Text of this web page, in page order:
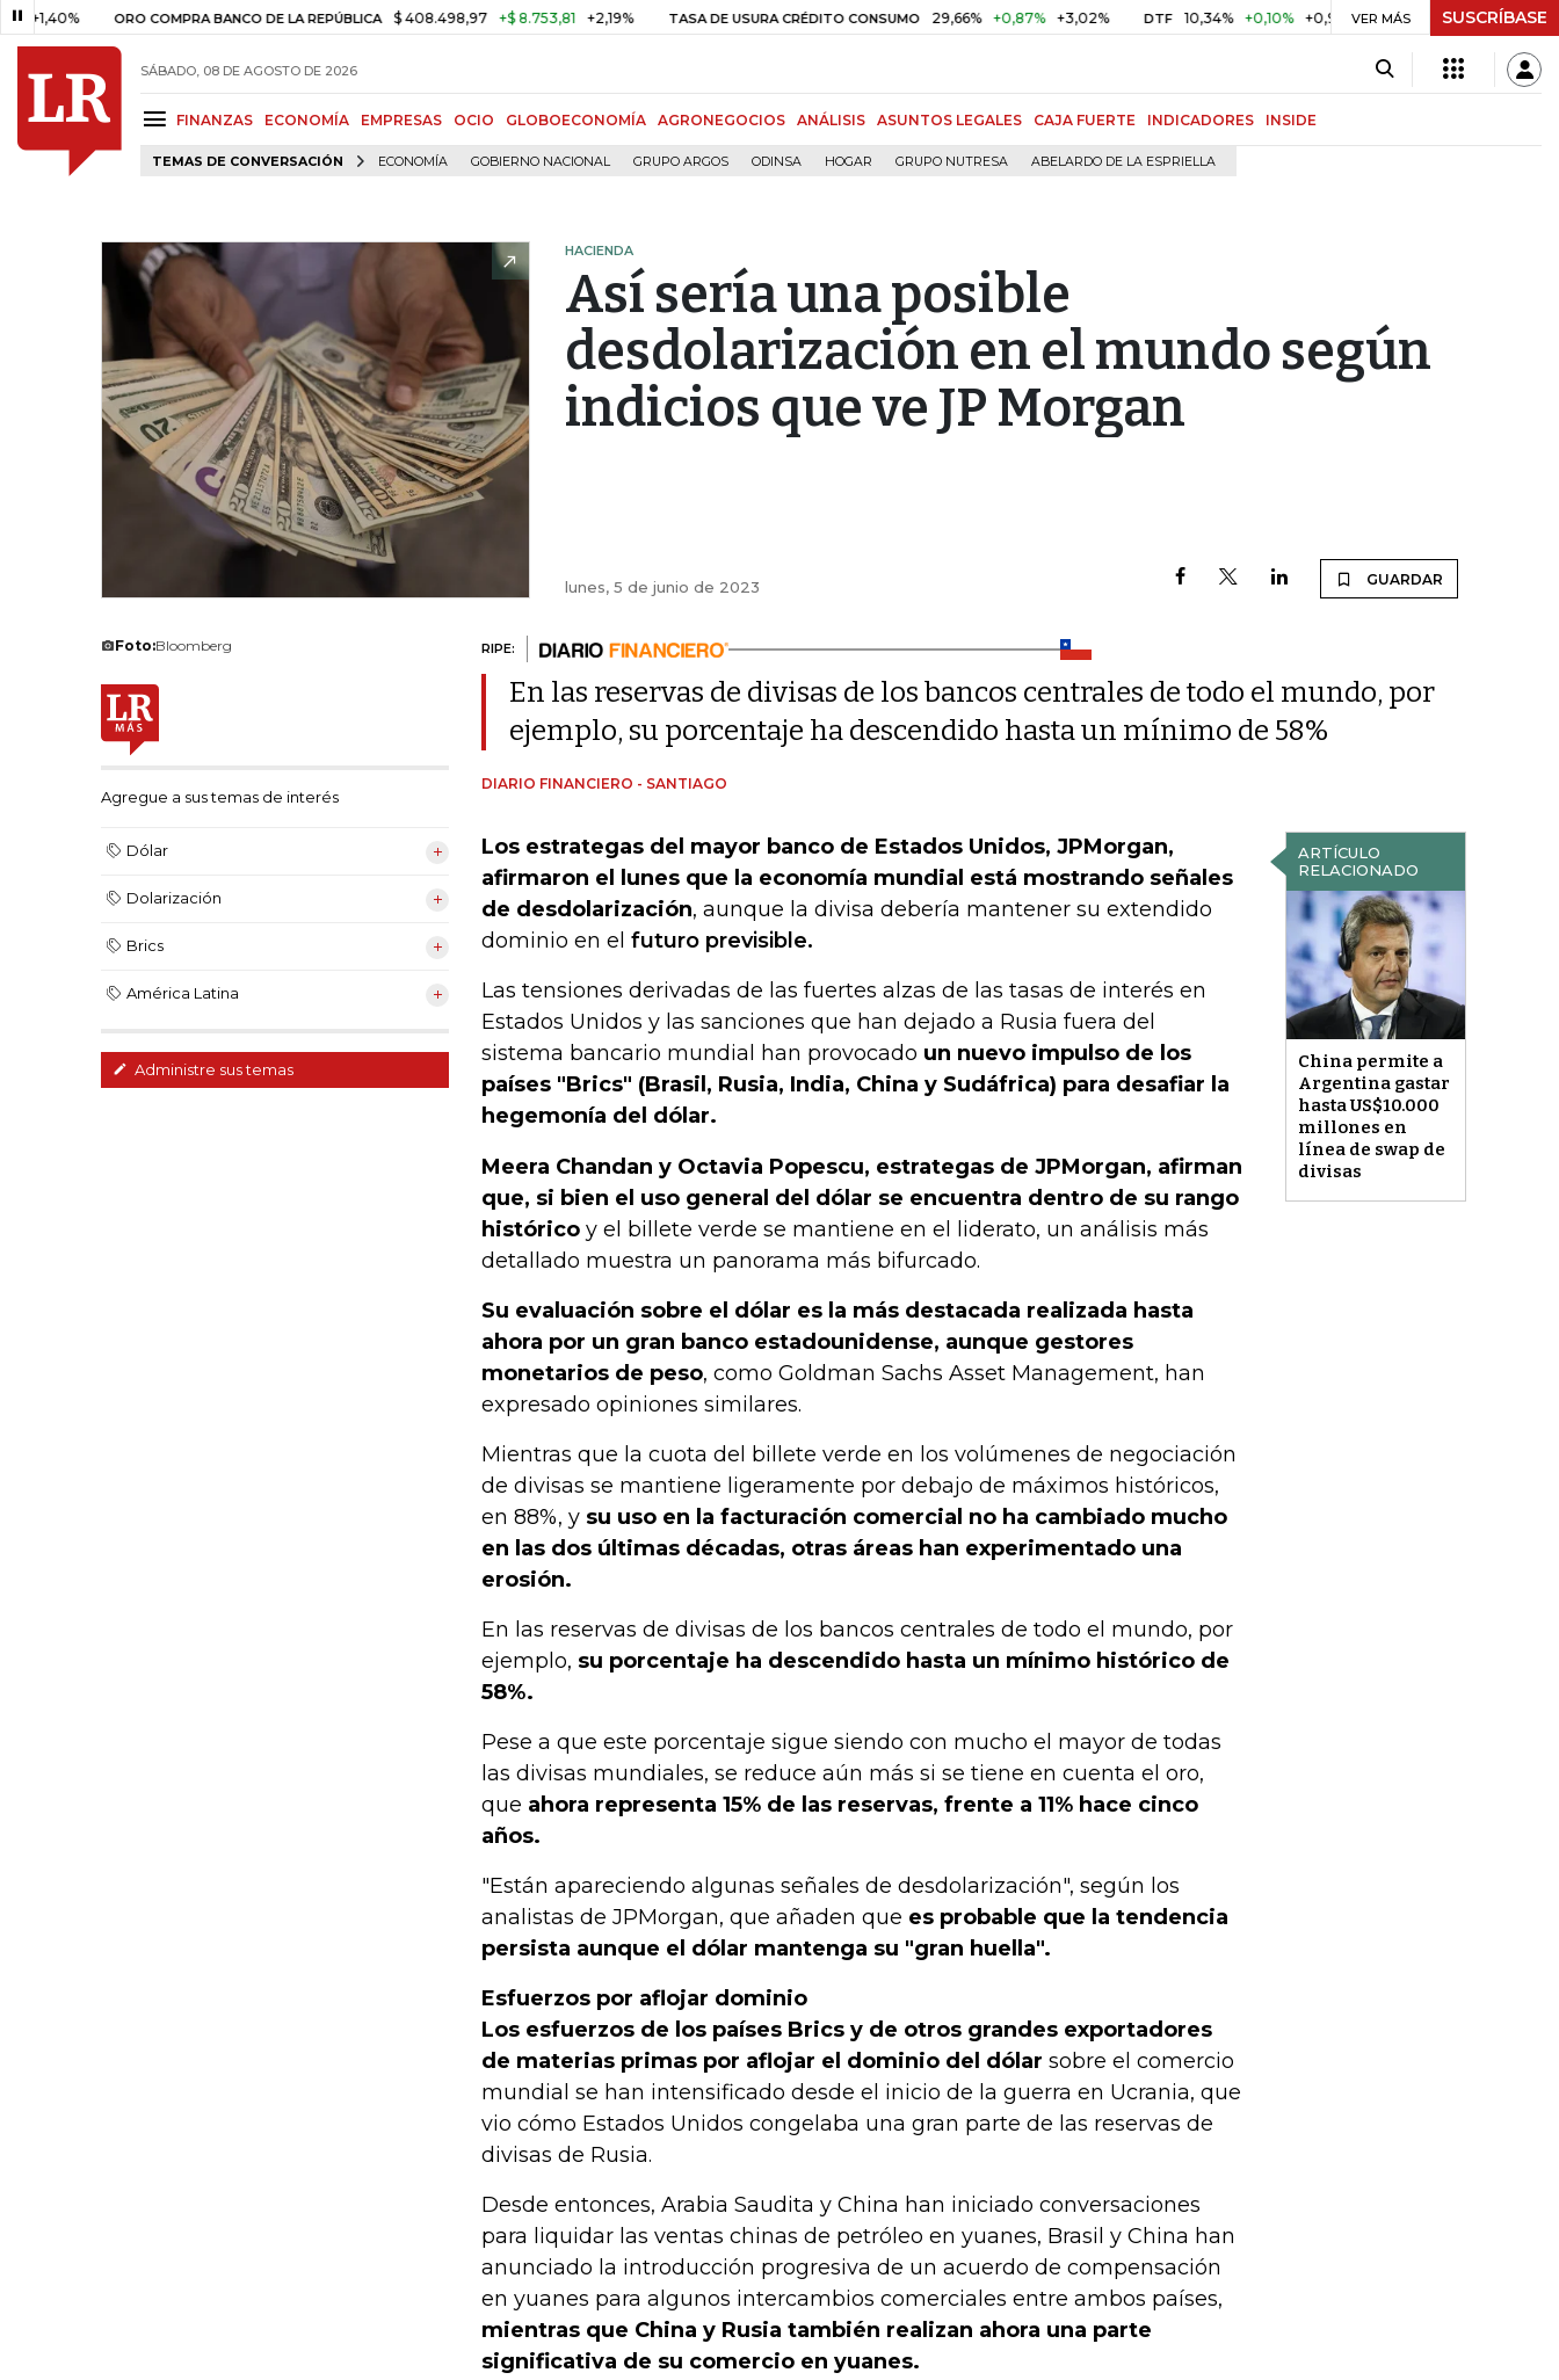
ORO COMPRA BANCO DE LA REPÚBLICA $ 408.498,97 +$ 8.753,81 +2,19% TASA DE USURA CRÉDITO CONSUMO 29,66% +0,87% +3,02% DTF 10,34% +0,10% +0,98% UVR $ 416,96 +$ 0,05 +0,01%
VER MÁS SUSCRÍBASE
SÁBADO, 08 DE AGOSTO DE 2026
FINANZAS ECONOMÍA EMPRESAS OCIO GLOBOECONOMÍA AGRONEGOCIOS ANÁLISIS ASUNTOS LEGALES CAJA FUERTE INDICADORES INSIDE
TEMAS DE CONVERSACIÓN ECONOMÍA GOBIERNO NACIONAL GRUPO ARGOS ODINSA HOGAR GRUPO NUTRESA ABELARDO DE LA ESPRIELLA
HACIENDA
Así sería una posible
desdolarización en el mundo según
indicios que ve JP Morgan
lunes, 5 de junio de 2023 GUARDAR
Foto:Bloomberg
Agregue a sus temas de interés
Dólar
Dolarización
Brics
América Latina
Administre sus temas
RIPE:
En las reservas de divisas de los bancos centrales de todo el mundo, por
ejemplo, su porcentaje ha descendido hasta un mínimo de 58%
DIARIO FINANCIERO - SANTIAGO
ARTÍCULO
RELACIONADO
China permite a
Argentina gastar
hasta US$10.000
millones en
línea de swap de
divisas
Los estrategas del mayor banco de Estados Unidos, JPMorgan,
afirmaron el lunes que la economía mundial está mostrando señales
de desdolarización, aunque la divisa debería mantener su extendido
dominio en el futuro previsible.
Las tensiones derivadas de las fuertes alzas de las tasas de interés en
Estados Unidos y las sanciones que han dejado a Rusia fuera del
sistema bancario mundial han provocado un nuevo impulso de los
países "Brics" (Brasil, Rusia, India, China y Sudáfrica) para desafiar la
hegemonía del dólar.
Meera Chandan y Octavia Popescu, estrategas de JPMorgan, afirman
que, si bien el uso general del dólar se encuentra dentro de su rango
histórico y el billete verde se mantiene en el liderato, un análisis más
detallado muestra un panorama más bifurcado.
Su evaluación sobre el dólar es la más destacada realizada hasta
ahora por un gran banco estadounidense, aunque gestores
monetarios de peso, como Goldman Sachs Asset Management, han
expresado opiniones similares.
Mientras que la cuota del billete verde en los volúmenes de negociación
de divisas se mantiene ligeramente por debajo de máximos históricos,
en 88%, y su uso en la facturación comercial no ha cambiado mucho
en las dos últimas décadas, otras áreas han experimentado una
erosión.
En las reservas de divisas de los bancos centrales de todo el mundo, por
ejemplo, su porcentaje ha descendido hasta un mínimo histórico de
58%.
Pese a que este porcentaje sigue siendo con mucho el mayor de todas
las divisas mundiales, se reduce aún más si se tiene en cuenta el oro,
que ahora representa 15% de las reservas, frente a 11% hace cinco
años.
"Están apareciendo algunas señales de desdolarización", según los
analistas de JPMorgan, que añaden que es probable que la tendencia
persista aunque el dólar mantenga su "gran huella".
Esfuerzos por aflojar dominio
Los esfuerzos de los países Brics y de otros grandes exportadores
de materias primas por aflojar el dominio del dólar sobre el comercio
mundial se han intensificado desde el inicio de la guerra en Ucrania, que
vio cómo Estados Unidos congelaba una gran parte de las reservas de
divisas de Rusia.
Desde entonces, Arabia Saudita y China han iniciado conversaciones
para liquidar las ventas chinas de petróleo en yuanes, Brasil y China han
anunciado la introducción progresiva de un acuerdo de compensación
en yuanes para algunos intercambios comerciales entre ambos países,
mientras que China y Rusia también realizan ahora una parte
significativa de su comercio en yuanes.